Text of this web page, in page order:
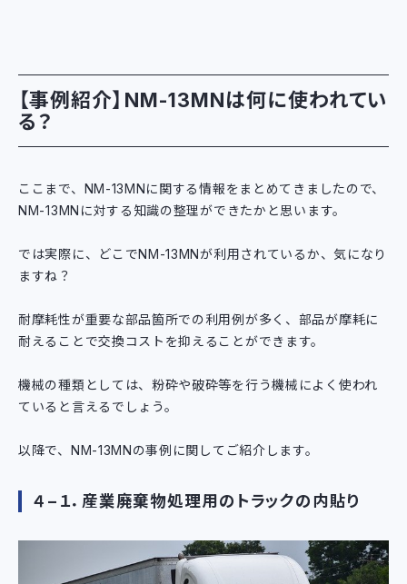
【事例紹介】NM-13MNは何に使われてい
る？
ここまで、NM-13MNに関する情報をまとめてきましたので、
NM-13MNに対する知識の整理ができたかと思います。
では実際に、どこでNM-13MNが利用されているか、気になり
ますね？
耐摩耗性が重要な部品箇所での利用例が多く、部品が摩耗に
耐えることで交換コストを抑えることができます。
機械の種類としては、粉砕や破砕等を行う機械によく使われ
ていると言えるでしょう。
以降で、NM-13MNの事例に関してご紹介します。
４−１．産業廃棄物処理用のトラックの内貼り